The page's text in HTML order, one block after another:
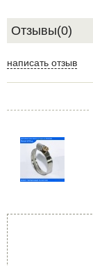
Отзывы(0)
написать отзыв